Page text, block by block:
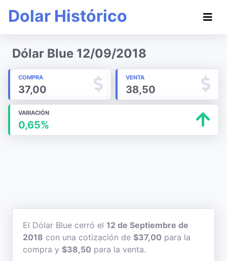
Dolar Histórico
Dólar Blue 12/09/2018
COMPRA
37,00
VENTA
38,50
VARIACIÓN
0,65%
El Dólar Blue cerró el 12 de Septiembre de
2018 con una cotización de $37,00 para la
compra y $38,50 para la venta.